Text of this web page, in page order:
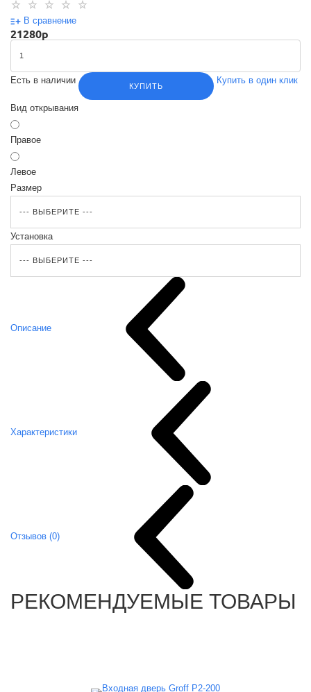
В сравнение
21280p
Есть в наличии
КУПИТЬ
Купить в один клик
Вид открывания
Правое
Левое
Размер
Установка
Описание
Характеристики
Отзывов (0)
РЕКОМЕНДУЕМЫЕ ТОВАРЫ